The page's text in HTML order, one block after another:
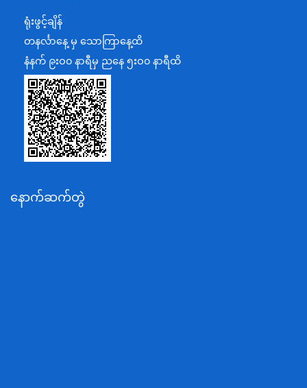
အပြည်ပြည်ဆိုင်ရာပူးပေါင်းဆောင်ရွက်ရေးဝန်ကြီးဌာန
ပြန်ကြားရေးဝန်ကြီးဌာန
သာသနာရေးနှင့် ယဉ်ကျေးမှုဝန်ကြီးဌာန
စိုက်ပျိုးရေး၊မွေးမြူရေးနှင့်ဆည်မြောင်းဝန်ကြီးဌာန
ပို့ဆောင်ရေးနှင့်ဆက်သွယ်ရေးဝန်ကြီးဌာန
သယံဇာတနှင့်ပတ်ဝန်းကျင်ထိန်းသိမ်းရေးဝန်ကြီးဌာန
အလုပ်သမား၊လူဝင်မှုကြီးကြပ်ရေးနှင့်ပြည်သူ့အင်အား
ရုံးဖွင့်ချိန်
တနင်္လာနေ့ မှ သောကြာနေ့ထိ
နံနက် ၉းဝ၀ နာရီမှ ညနေ ၅းဝ၀ နာရီထိ
နောက်ဆက်တွဲ